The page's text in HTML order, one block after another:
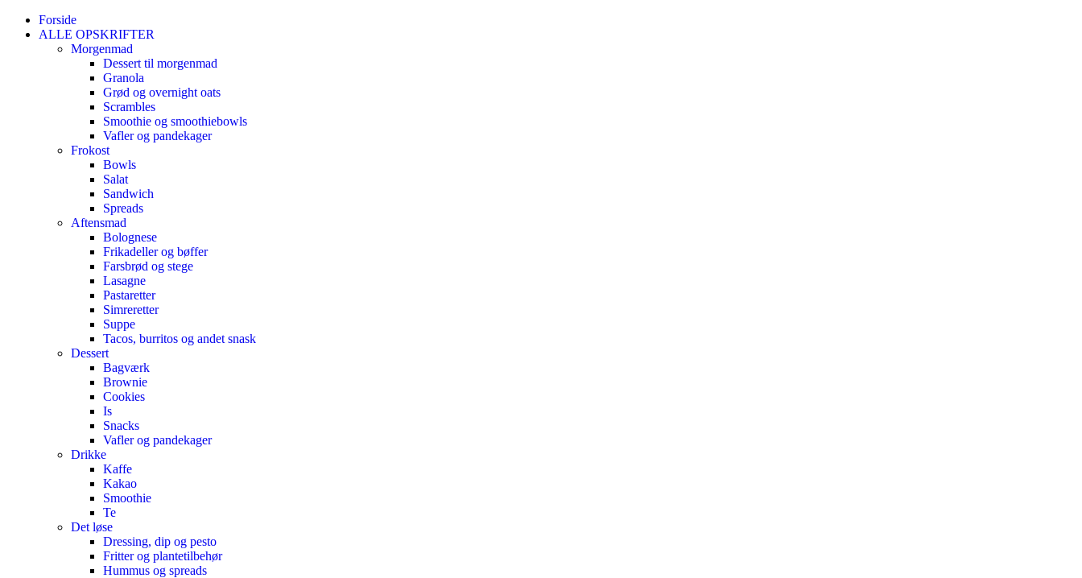
Forside
ALLE OPSKRIFTER
Morgenmad
Dessert til morgenmad
Granola
Grød og overnight oats
Scrambles
Smoothie og smoothiebowls
Vafler og pandekager
Frokost
Bowls
Salat
Sandwich
Spreads
Aftensmad
Bolognese
Frikadeller og bøffer
Farsbrød og stege
Lasagne
Pastaretter
Simreretter
Suppe
Tacos, burritos og andet snask
Dessert
Bagværk
Brownie
Cookies
Is
Snacks
Vafler og pandekager
Drikke
Kaffe
Kakao
Smoothie
Te
Det løse
Dressing, dip og pesto
Fritter og plantetilbehør
Hummus og spreads